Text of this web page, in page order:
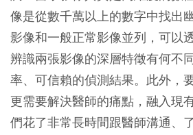
像是從數千萬以上的數字中找出
影像和一般正常影像並列，可以
辨識兩張影像的深層特徵有何不
率、可信賴的偵測結果。此外，
更需要解決醫師的痛點，融入現
們花了非常長時間跟醫師溝通、